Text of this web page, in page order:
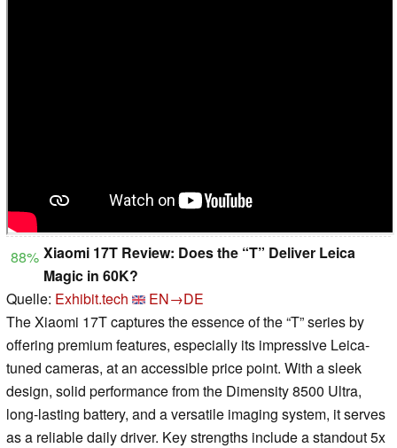
88% Xiaomi 17T Review: Does the “T” Deliver Leica
Magic in 60K?
Quelle: Exhibit.tech
EN→DE
The Xiaomi 17T captures the essence of the “T” series by
offering premium features, especially its impressive Leica-
tuned cameras, at an accessible price point. With a sleek
design, solid performance from the Dimensity 8500 Ultra,
long-lasting battery, and a versatile imaging system, it serves
as a reliable daily driver. Key strengths include a standout 5x